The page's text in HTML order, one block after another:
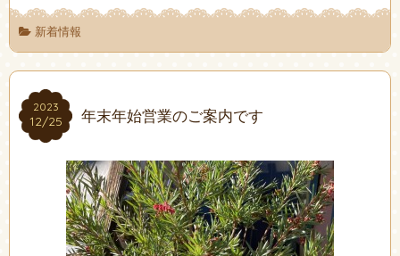
新着情報
2023
12/25
2023
12/25 年末年始営業のご案内です